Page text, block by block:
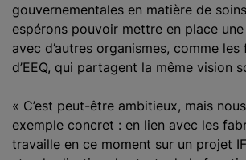
gouvernementales en matière de
espérons pouvoir mettre en place
avec d’autres organismes, comme les
d’EEQ, qui partagent la même vision
« C’est peut-être ambitieux, mais
exemple concret : en lien avec les
travaille en ce moment sur un projet